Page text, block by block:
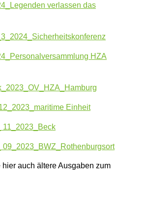
verlassen das
HZA
Einheit
11_2023_Beck
09_2023_BWZ_Rothenburgsort
hier auch ältere Ausgaben zum